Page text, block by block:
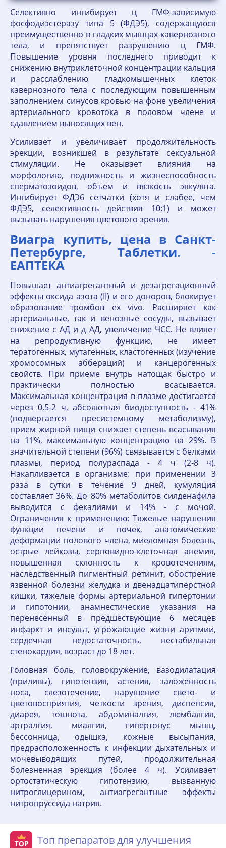
Селективно ингибирует ц ГМФ-зависимую
фосфодиэстеразу типа 5 (ФДЭ5), содержащуюся
преимущественно в гладких мышцах кавернозного
тела, и препятствует разрушению ц ГМФ.
Повышение уровня последнего приводит к
снижению внутриклеточной концентрации кальция
и расслаблению гладкомышечных клеток
кавернозного тела с последующим повышенным
заполнением синусов кровью на фоне увеличения
артериального кровотока в половом члене и
сдавлением выносящих вен.
Усиливает и увеличивает продолжительность
эрекции, возникшей в результате сексуальной
стимуляции. Не оказывает влияния на
морфологию, подвижность и жизнеспособность
сперматозоидов, объем и вязкость эякулята.
Ингибирует ФДЭ6 сетчатки (хотя и слабее, чем
ФДЭ5, селективность действия 10:1) и может
вызывать нарушения цветового зрения.
Виагра купить, цена в Санкт-
Петербурге, Таблетки. -
ЕАПТЕКА
Повышает антиагрегантный и дезагрегационный
эффекты оксида азота (II) и его доноров, блокирует
образование тромбов ex vivo. Расширяет как
артериальные, так и венозные сосуды, вызывает
снижение с АД и д АД, увеличение ЧСС. Не влияет
на репродуктивную функцию, не имеет
тератогенных, мутагенных, кластогенных (изучение
хромосомных аббераций) и канцерогенных
свойств. При приеме внутрь натощак быстро и
практически полностью всасывается.
Максимальная концентрация в плазме достигается
через 0,5-2 ч, абсолютная биодоступность - 41%
(подвергается пресистемному метаболизму),
прием жирной пищи снижает степень всасывания
на 11%, максимальную концентрацию на 29%. В
значительной степени (96%) связывается с белками
плазмы, период полураспада - 4 ч (2-8 ч).
Накапливается в организме: при применении 3
раза в сутки в течение 9 дней, кумуляция
составляет 36%. До 80% метаболитов силденафила
выводится с фекалиями и 14% - с мочой.
Ограничения к применению: Тяжелые нарушения
функции печени и почек, анатомические
деформации полового члена, миеломная болезнь,
острые лейкозы, серповидно-клеточная анемия,
повышенная склонность к кровотечениям,
наследственный пигментный ретинит, обострение
язвенной болезни желудка и двенадцатиперстной
кишки, тяжелые формы артериальной гипертонии
и гипотонии, анамнестические указания на
перенесенный в предшествующие 6 месяцев
инфаркт и инсульт, угрожающие жизни аритмии,
сердечная недостаточность, нестабильная
стенокардия, возраст до 18 лет.
Головная боль, головокружение, вазодилатация
(приливы), гипотензия, астения, заложенность
носа, слезотечение, нарушение свето- и
цветовосприятия, четкости зрения, диспепсия,
диарея, тошнота, абдоминалгия, люмбалгия,
артралгия, миалгия, гипертонус мышц,
бессонница, одышка, кожные высыпания,
предрасположенность к инфекции дыхательных и
мочевыводящих путей, продолжительная
болезненная эрекция (более 4 ч). Усиливает
ортостатическую гипотензию, вызванную
нитроглицерином, антиагрегантные эффекты
нитропруссида натрия.
Топ препаратов для улучшения